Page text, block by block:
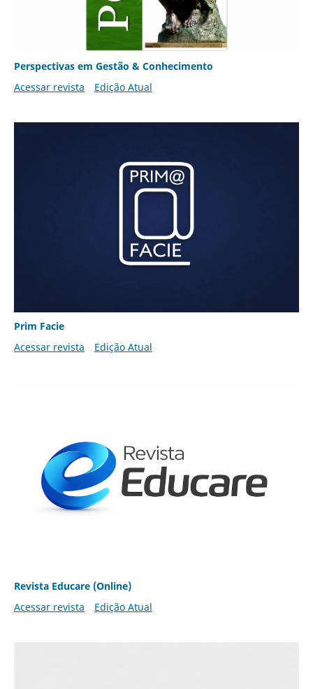
Perspectivas em Gestão & Conhecimento
Acessar revista
Edição Atual
Prim Facie
Acessar revista
Edição Atual
Revista Educare (Online)
Acessar revista
Edição Atual